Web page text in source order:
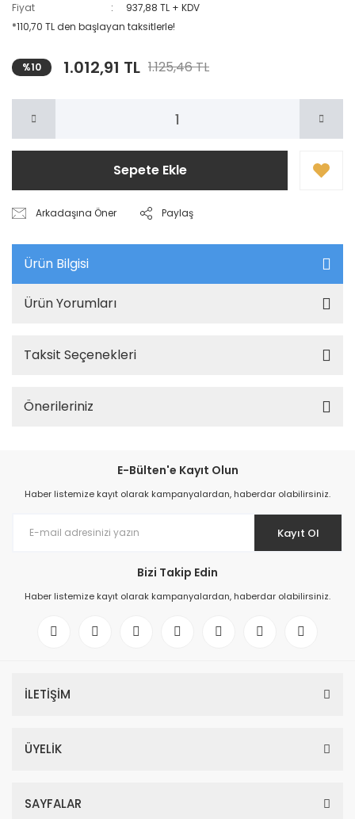
Fiyat
937,88 TL + KDV
*110,70 TL den başlayan taksitlerle!
%10 1.012,91 TL 1.125,46 TL
Sepete Ekle
Arkadaşına Öner Paylaş
Ürün Bilgisi
Ürün Yorumları
Taksit Seçenekleri
Önerileriniz
E-Bülten'e Kayıt Olun
Haber listemize kayıt olarak kampanyalardan, haberdar olabilirsiniz.
Kayıt Ol
Bizi Takip Edin
Haber listemize kayıt olarak kampanyalardan, haberdar olabilirsiniz.
İLETİŞİM
ÜYELİK
SAYFALAR